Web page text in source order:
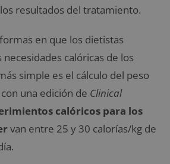
resultados del tratamiento.
en que los dietistas
calóricas de los
simple es el cálculo del peso
una edición de Clinical
calóricos para los
van entre 25 y 30 calorías/kg de